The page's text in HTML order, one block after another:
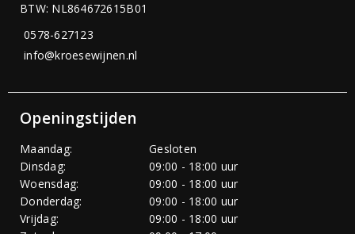
BTW: NL864672615B01
0578-627123
info@kroesewijnen.nl
Openingstijden
Maandag:
Gesloten
Dinsdag:
09:00 - 18:00 uur
Woensdag:
09:00 - 18:00 uur
Donderdag:
09:00 - 18:00 uur
Vrijdag:
09:00 - 18:00 uur